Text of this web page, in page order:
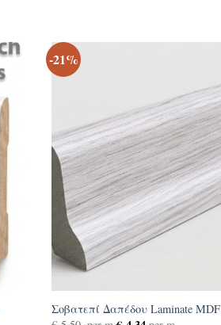
-21%
Σοβατεπί Δαπέδου Laminate